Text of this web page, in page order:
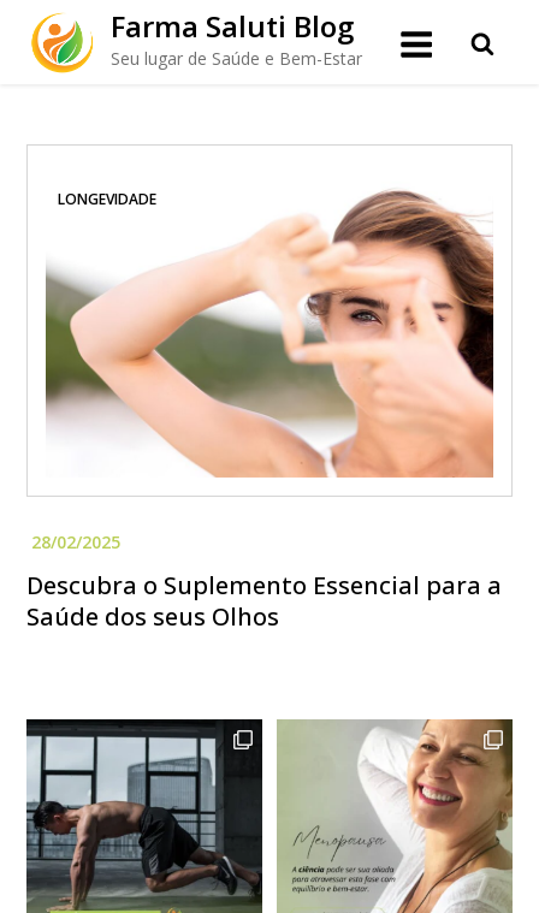
content
Farma Saluti Blog
Seu lugar de Saúde e Bem-Estar
LONGEVIDADE
Descubra o Suplemento Essencial para a
Saúde dos seus Olhos